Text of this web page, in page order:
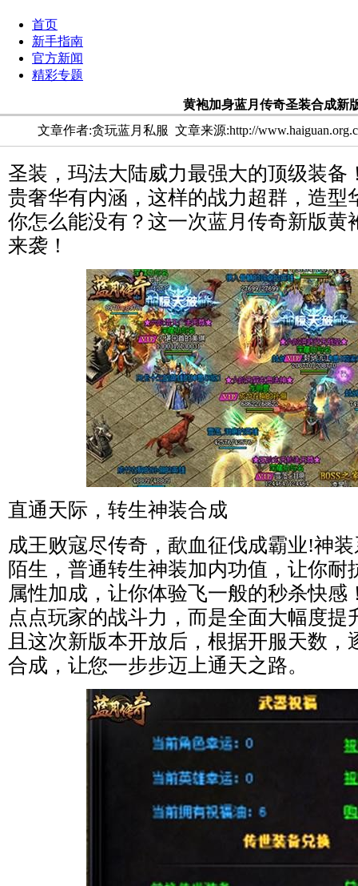
首页
新手指南
官方新闻
精彩专题
黄袍加身蓝月传奇圣装合成新
文章作者:贪玩蓝月私服 文章来源:http://
圣装，玛法大陆威力最强大的顶级装备
贵奢华有内涵，这样的战力超群，造型
你怎么能没有？这一次蓝月传奇新版黄
来袭！
直通天际，转生神装合成
成王败寇尽传奇，歃血征伐成霸业!神
陌生，普通转生神装加内功值，让你耐
属性加成，让你体验飞一般的秒杀快感
点点玩家的战斗力，而是全面大幅度提
且这次新版本开放后，根据开服天数，
合成，让您一步步迈上通天之路。